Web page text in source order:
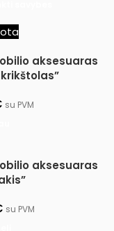
aksesuaras
su PVM
aksesuaras
su PVM